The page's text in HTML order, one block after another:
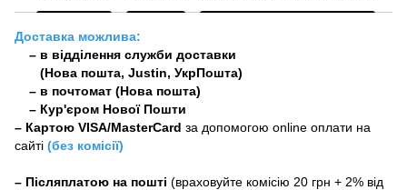
Доставка можлива:
– в відділення служби доставки
(Нова пошта, Justin, УкрПошта)
– в почтомат (Нова пошта)
– Кур'єром Нової Пошти
– Картою VISA/MasterCard за допомогою online оплати на
сайті (без комісії)
– Післяплатою на пошті (враховуйте комісію 20 грн + 2% від